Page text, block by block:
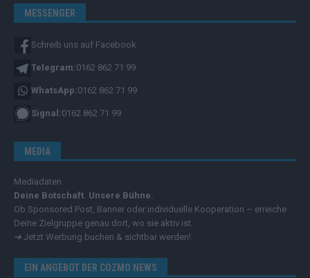
MESSENGER
Schreib uns auf Facebook
Telegram:0162 862 71 99
WhatsApp:0162 862 71 99
Signal:0162 862 71 99
MEDIA
Mediadaten
Deine Botschaft. Unsere Bühne.
Ob Sponsored Post, Banner oder individuelle Kooperation – erreiche
Deine Zielgruppe genau dort, wo sie aktiv ist.
➔ Jetzt Werbung buchen & sichtbar werden!
EIN ANGEBOT DER COZMO NEWS